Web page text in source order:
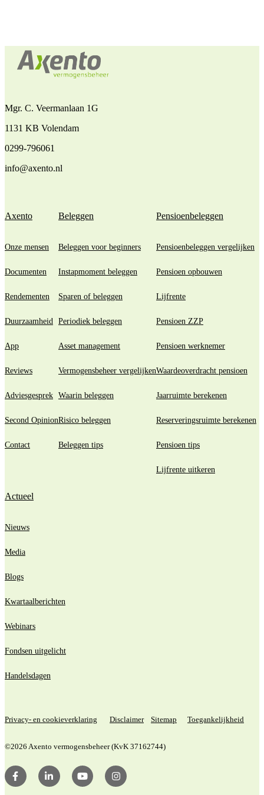
Mgr. C. Veermanlaan 1G
1131 KB Volendam
0299-796061
info@axento.nl
Axento
Onze mensen
Documenten
Rendementen
Duurzaamheid
App
Reviews
Adviesgesprek
Second Opinion
Contact
Beleggen
Beleggen voor beginners
Instapmoment beleggen
Sparen of beleggen
Periodiek beleggen
Asset management
Vermogensbeheer vergelijken
Waarin beleggen
Risico beleggen
Beleggen tips
Pensioenbeleggen
Pensioenbeleggen vergelijken
Pensioen opbouwen
Lijfrente
Pensioen ZZP
Pensioen werknemer
Waardeoverdracht pensioen
Jaarruimte berekenen
Reserveringsruimte berekenen
Pensioen tips
Lijfrente uitkeren
Actueel
Nieuws
Media
Blogs
Kwartaalberichten
Webinars
Fondsen uitgelicht
Handelsdagen
Privacy- en cookieverklaring Disclaimer Sitemap Toegankelijkheid
©2026 Axento vermogensbeheer (KvK 37162744)